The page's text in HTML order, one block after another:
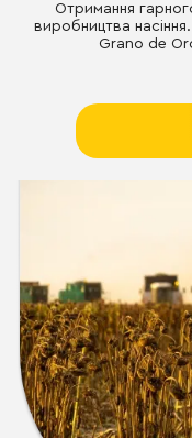
Отримання
виробництва
Grano de